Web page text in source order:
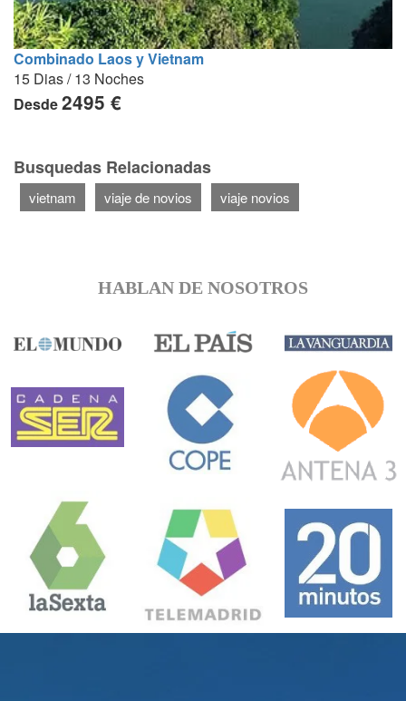
Combinado Laos y Vietnam
15 Dias / 13 Noches
Desde2495 €
Busquedas Relacionadas
vietnam viaje de novios viaje novios
HABLAN DE NOSOTROS